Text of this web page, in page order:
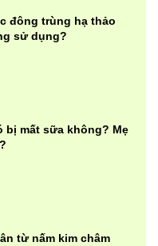
đông trùng hạ thảo
sử dụng?
bị mất sữa không? Mẹ
từ nấm kim châm